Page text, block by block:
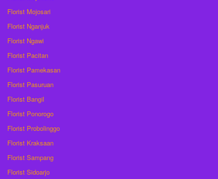
Florist Mojosari
Florist Nganjuk
Florist Ngawi
Florist Pacitan
Florist Pamekasan
Florist Pasuruan
Florist Bangil
Florist Ponorogo
Florist Probolinggo
Florist Kraksaan
Florist Sampang
Florist Sidoarjo